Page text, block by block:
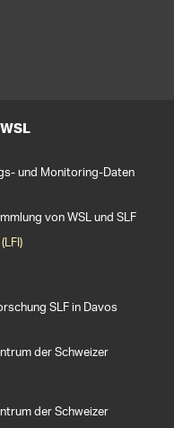
und Monitoring-Daten
von WSL und SLF
SLF in Davos
der Schweizer
der Schweizer